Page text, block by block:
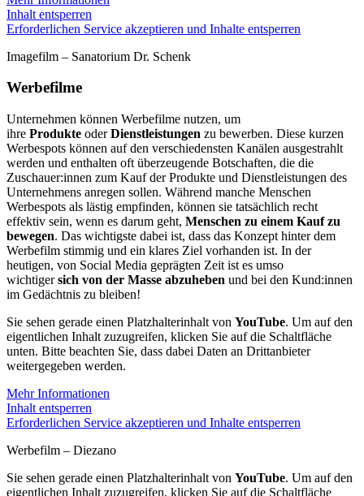
Inhalt entsperren
Erforderlichen Service akzeptieren und Inhalte entsperren
Imagefilm – Sanatorium Dr. Schenk
Werbefilme
Unternehmen können Werbefilme nutzen, um
ihre Produkte oderDienstleistungen zu bewerben. Diese kurzen
Werbespots können auf den verschiedensten Kanälen ausgestrahlt
werden und enthalten oft überzeugende Botschaften, die die
Zuschauer:innen zum Kauf der Produkte und Dienstleistungen des
Unternehmens anregen sollen. Während manche Menschen
Werbespots als lästig empfinden, können sie tatsächlich recht
effektiv sein, wenn es darum geht, Menschen zu einem Kauf zu
bewegen. Das wichtigste dabei ist, dass das Konzept hinter dem
Werbefilm stimmig und ein klares Ziel vorhanden ist. In der
heutigen, von Social Media geprägten Zeit ist es umso
wichtigersich von der Masse abzuheben und bei den Kund:innen
im Gedächtnis zu bleiben!
Sie sehen gerade einen Platzhalterinhalt von YouTube. Um auf den
eigentlichen Inhalt zuzugreifen, klicken Sie auf die Schaltfläche
unten. Bitte beachten Sie, dass dabei Daten an Drittanbieter
weitergegeben werden.
Mehr Informationen
Inhalt entsperren
Erforderlichen Service akzeptieren und Inhalte entsperren
Werbefilm – Diezano
Sie sehen gerade einen Platzhalterinhalt von YouTube. Um auf den
eigentlichen Inhalt zuzugreifen, klicken Sie auf die Schaltfläche